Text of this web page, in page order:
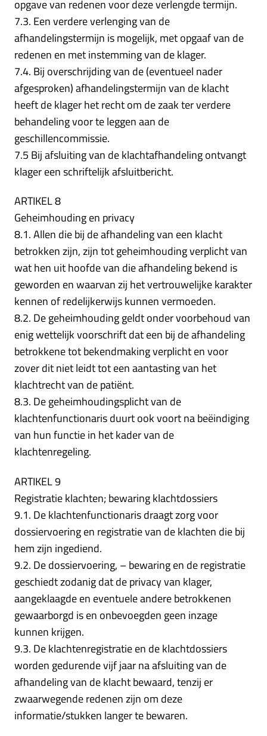
opgave van redenen voor deze verlengde termijn.
7.3. Een verdere verlenging van de
afhandelingstermijn is mogelijk, met opgaaf van de
redenen en met instemming van de klager.
7.4. Bij overschrijding van de (eventueel nader
afgesproken) afhandelingstermijn van de klacht
heeft de klager het recht om de zaak ter verdere
behandeling voor te leggen aan de
geschillencommissie.
7.5 Bij afsluiting van de klachtafhandeling ontvangt
klager een schriftelijk afsluitbericht.
ARTIKEL 8
Geheimhouding en privacy
8.1. Allen die bij de afhandeling van een klacht
betrokken zijn, zijn tot geheimhouding verplicht van
wat hen uit hoofde van die afhandeling bekend is
geworden en waarvan zij het vertrouwelijke karakter
kennen of redelijkerwijs kunnen vermoeden.
8.2. De geheimhouding geldt onder voorbehoud van
enig wettelijk voorschrift dat een bij de afhandeling
betrokkene tot bekendmaking verplicht en voor
zover dit niet leidt tot een aantasting van het
klachtrecht van de patiënt.
8.3. De geheimhoudingsplicht van de
klachtenfunctionaris duurt ook voort na beëindiging
van hun functie in het kader van de
klachtenregeling.
ARTIKEL 9
Registratie klachten; bewaring klachtdossiers
9.1. De klachtenfunctionaris draagt zorg voor
dossiervoering en registratie van de klachten die bij
hem zijn ingediend.
9.2. De dossiervoering, – bewaring en de registratie
geschiedt zodanig dat de privacy van klager,
aangeklaagde en eventuele andere betrokkenen
gewaarborgd is en onbevoegden geen inzage
kunnen krijgen.
9.3. De klachtenregistratie en de klachtdossiers
worden gedurende vijf jaar na afsluiting van de
afhandeling van de klacht bewaard, tenzij er
zwaarwegende redenen zijn om deze
informatie/stukken langer te bewaren.